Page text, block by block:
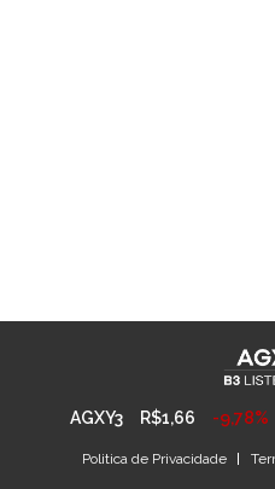
AGXY3 R$1,66 -9,78%
Politica de Privacidade